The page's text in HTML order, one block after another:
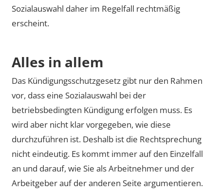
Sozialauswahl daher im Regelfall rechtmäßig
erscheint.
Alles in allem
Das Kündigungsschutzgesetz gibt nur den Rahmen
vor, dass eine Sozialauswahl bei der
betriebsbedingten Kündigung erfolgen muss. Es
wird aber nicht klar vorgegeben, wie diese
durchzuführen ist. Deshalb ist die Rechtsprechung
nicht eindeutig. Es kommt immer auf den Einzelfall
an und darauf, wie Sie als Arbeitnehmer und der
Arbeitgeber auf der anderen Seite argumentieren.